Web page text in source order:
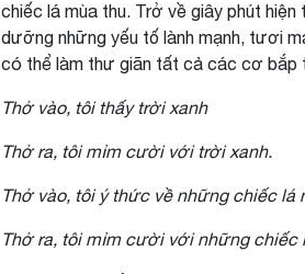
chiếc lá mùa thu. Trở về giây phút
dưỡng những yếu tố lành mạnh, tươi
có thể làm thư giãn tất cả các cơ bắp
Thở vào, tôi thấy trời xanh
Thở ra, tôi mỉm cười với trời xanh.
Thở vào, tôi ý thức về những chiếc lá
Thở ra, tôi mỉm cười với những chiếc